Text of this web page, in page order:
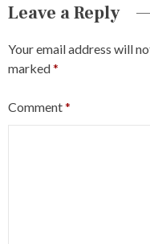
Leave a Reply
Your email address will
marked*
Comment*